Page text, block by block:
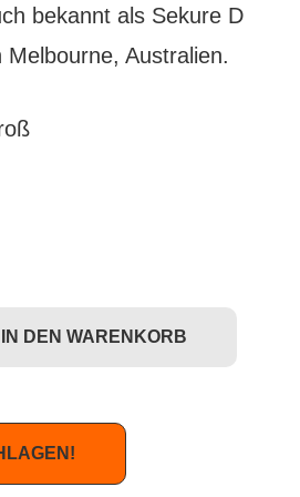
bekannt als Sekure D
Melbourne, Australien.
by Sekure D Menge
IN DEN WARENKORB